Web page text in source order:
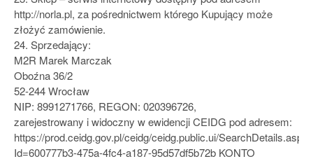
http://norla.pl, za pośrednictwem którego Kupujący może
złożyć zamówienie.
24. Sprzedający:
M2R Marek Marczak
Oboźna 36/2
52-244 Wrocław
NIP: 8991271766, REGON: 020396726,
zarejestrowany i widoczny w ewidencji CEIDG pod adresem:
https://prod.ceidg.gov.pl/ceidg/ceidg.public.ui/SearchDetails.aspx?
Id=600777b3-475a-4fc4-a187-95d57df5b72b KONTO